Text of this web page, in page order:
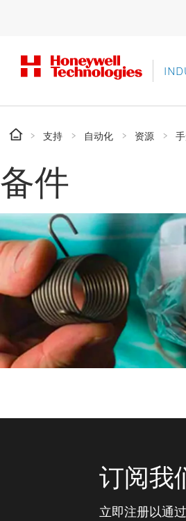
支持 自动化 资源
备件
订阅我
立即注册以通